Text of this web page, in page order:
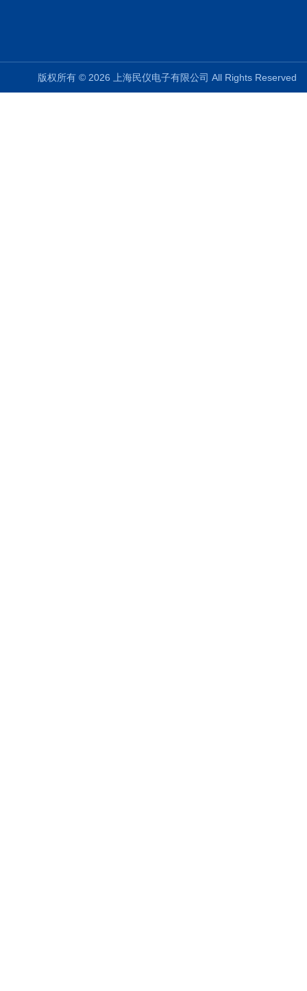
版权所有 © 2026 上海民仪电子有限公司 All Rights